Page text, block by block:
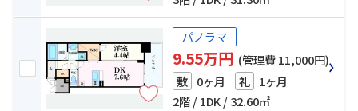
パノラマ
9.55万円 (管理費 11,000円)
敷 0ヶ月 礼 1ヶ月
2階 / 1DK / 32.60㎡